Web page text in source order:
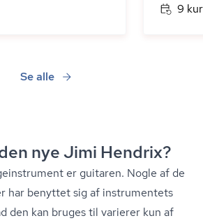
9
Se alle
nye Jimi Hendrix?
er guitaren. Nogle af de
har benyttet sig af instrumentets
den kan bruges til varierer kun af